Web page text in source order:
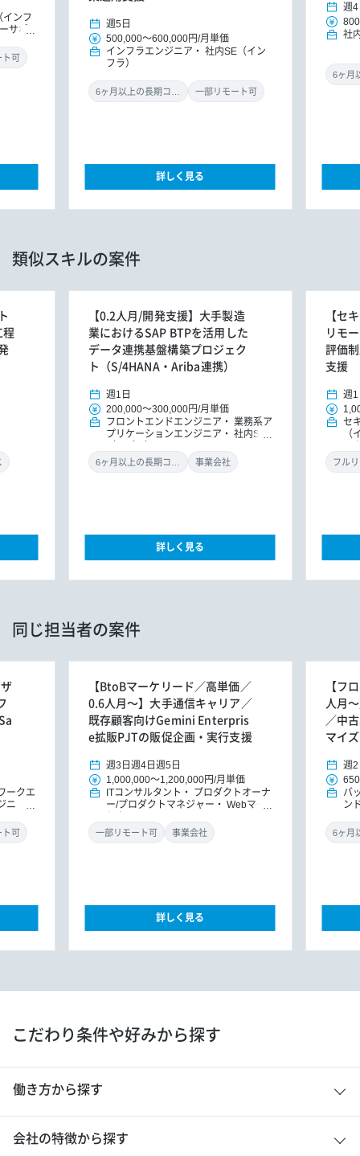
インフ
サポ
ト可
週5日
500,000～600,000円/月単価
インフラエンジニア
社内SE（イン
フラ）
一部リモート可
詳しく見る
週4
社
類似スキルの案件
程
【0.2人月/開発支援】大手製造
業におけるSAP BTPを活用した
データ連携基盤構築プロジェク
ト（S/4HANA・Ariba連携）
週1日
200,000～300,000円/月単価
フロントエンドエンジニア
業務系ア
プリケーションエンジニア
社内SE
事業会社
詳しく見る
【セ
リモ
評価
支援
週1
セ
（
ン
フル
同じ担当者の案件
ークエ
ニ
（イ
ト可
【BtoBマーケリード／高単価／
0.6人月～】大手通信キャリア／
既存顧客向けGemini Enterpris
e拡販PJTの販促企画・実行支援
週3日 週4日 週5日
1,000,000～1,200,000円/月単価
ITコンサルタント
プロダクトオーナ
ー/プロダクトマネジャー
Webマー
一部リモート可 事業会社
詳しく見る
【フ
人月
／中
マイ
週2
バ
ン
リ
こだわり条件や好みから探す
働き方から探す
会社の特徴から探す